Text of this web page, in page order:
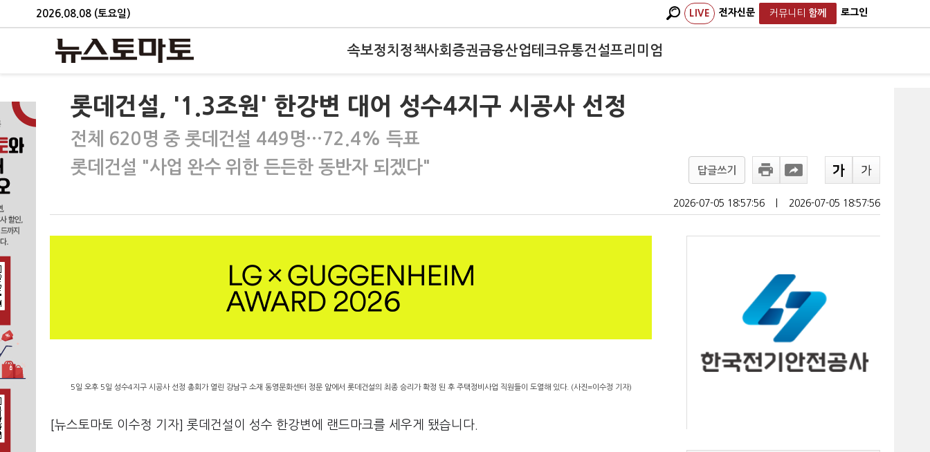
2026.08.08 (토요일) LIVE 전자신문 커뮤니티 함께 로그인
속보정치 정책사회 증권금융산업테크유통건설프리미엄
롯데건설, '1.3조원' 한강변 대어 성수4지구 시공사 선정
전체 620명 중 롯데건설 449명…72.4% 득표
롯데건설 "사업 완수 위한 든든한 동반자 되겠다"
답글쓰기
2026-07-05 18:57:56 2026-07-05 18:57:56
5일 오후 5일 성수4지구 시공사 선정 총회가 열린 강남구 소재 동영문화센터 정문 앞에서 롯데건설의 최종 승리가 확정 된 후 주택정비사업 직원들이 도열해 있다. (사진=이수정 기자)
[뉴스토마토 이수정 기자] 롯데건설이 성수 한강변에 랜드마크를 세우게 됐습니다.